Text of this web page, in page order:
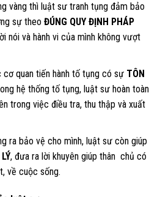
vàng thì luật sư tranh tụng đảm bảo
sự theo ĐÚNG QUY ĐỊNH PHÁP
nói và hành vi của mình không vượt
quan tiến hành tố tụng có sự TÔN
hệ thống tố tụng, luật sư hoàn toàn
trong việc điều tra, thu thập và xuất
ra bảo vệ cho mình, luật sư còn giúp
, đưa ra lời khuyên giúp thân chủ có
về cuộc sống.